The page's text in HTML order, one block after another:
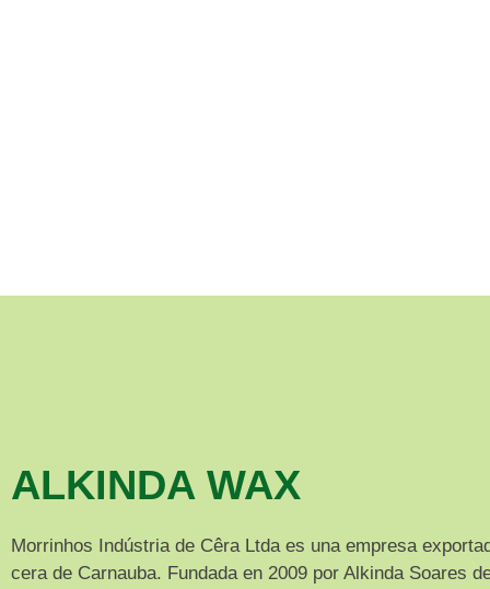
ALKINDA WAX
Morrinhos Indústria de Cêra Ltda es una empresa
cera de Carnauba. Fundada en 2009 por Alkinda Soares